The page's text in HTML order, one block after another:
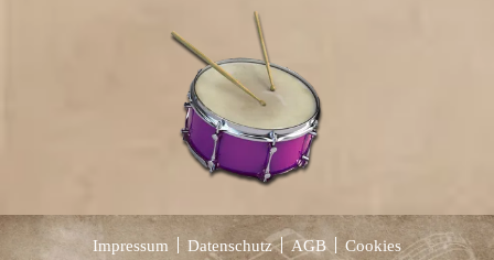
Impressum Datenschutz AGB Cookies